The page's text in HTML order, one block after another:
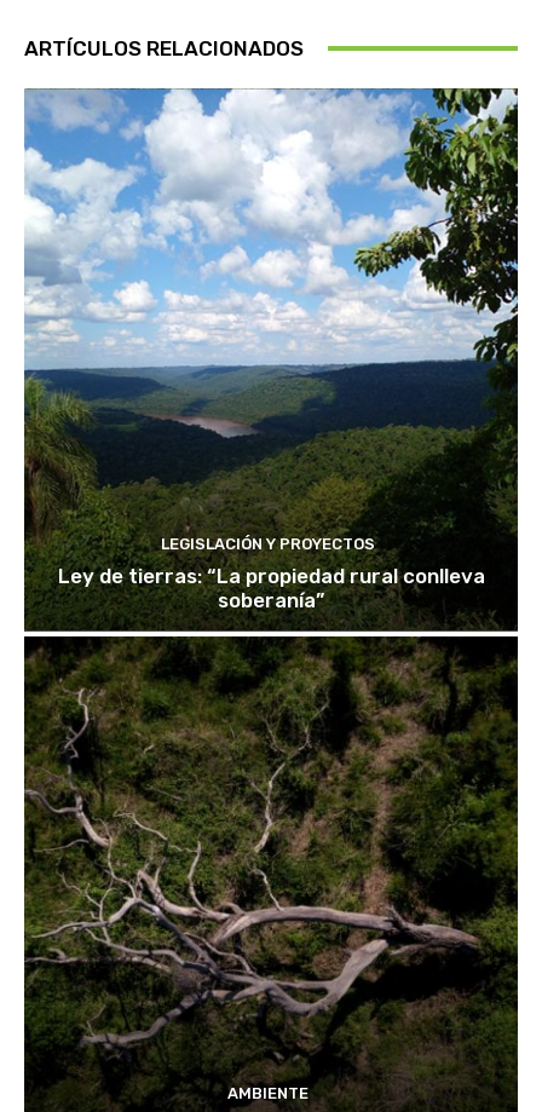
ARTÍCULOS RELACIONADOS
LEGISLACIÓN Y PROYECTOS
Ley de tierras: “La propiedad rural conlleva
soberanía”
AMBIENTE